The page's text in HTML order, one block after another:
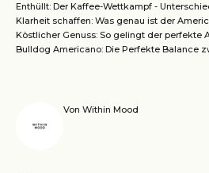
Enthüllt: Der Kaffee-Wettkampf -
Klarheit schaffen: Was genau ist der
Köstlicher Genuss: So gelingt der perfekte
Bulldog Americano: Die Perfekte Balance
Von Within Mood